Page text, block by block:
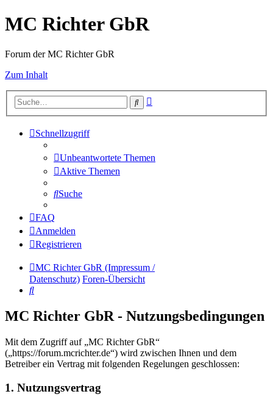
MC Richter GbR
Forum der MC Richter GbR
Zum Inhalt
Suche
Schnellzugriff
Unbeantwortete Themen
Aktive Themen
Suche
FAQ
Anmelden
Registrieren
MC Richter GbR (Impressum /
Datenschutz) Foren-Übersicht
Suche
MC Richter GbR - Nutzungsbedingungen
Mit dem Zugriff auf „MC Richter GbR“
(„https://forum.mcrichter.de“) wird zwischen Ihnen und dem
Betreiber ein Vertrag mit folgenden Regelungen geschlossen:
1. Nutzungsvertrag